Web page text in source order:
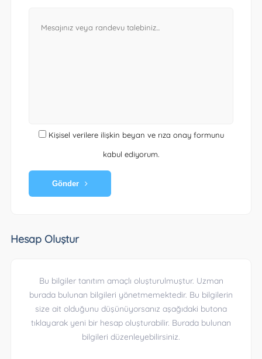
Kişisel verilere ilişkin beyan ve rıza onay formunu
kabul ediyorum.
Gönder
Hesap Oluştur
Bu bilgiler tanıtım amaçlı oluşturulmuştur. Uzman
burada bulunan bilgileri yönetmemektedir. Bu bilgilerin
size ait olduğunu düşünüyorsanız aşağıdaki butona
tıklayarak yeni bir hesap oluşturabilir. Burada bulunan
bilgileri düzenleyebilirsiniz.